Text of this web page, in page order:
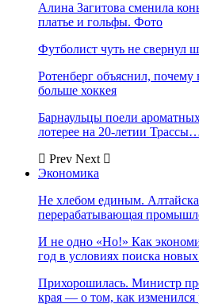
Алина Загитова сменила
платье и гольфы. Фото
Футболист чуть не свернул
Ротенберг объяснил,
больше хоккея
Барнаульцы поели
лотерее на 20-летии
Prev Next
Экономика
Не хлебом единым.
перерабатывающая
И не одно «Но!» Как
год в условиях поиска
Прихорошилась. Министр
края — о том, как